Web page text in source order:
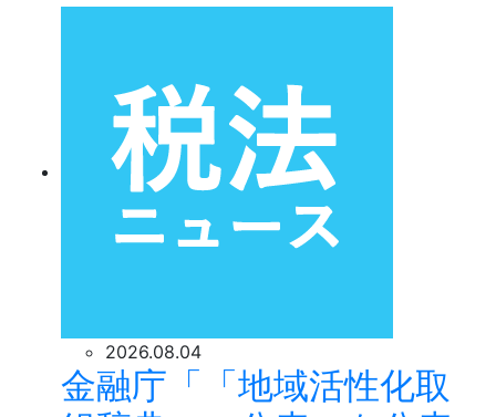
2026.08.04
金融庁「「地域活性化取